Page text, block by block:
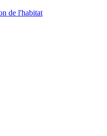
de l'habitat